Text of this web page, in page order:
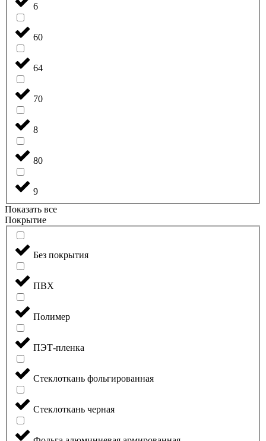
6
60
64
70
8
80
9
Показать все
Покрытие
Без покрытия
ПВХ
Полимер
ПЭТ-пленка
Стеклоткань фольгированная
Стеклоткань черная